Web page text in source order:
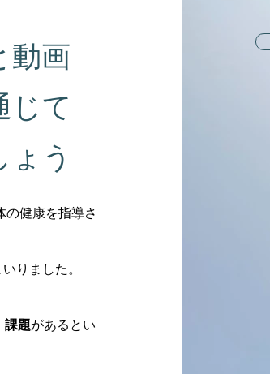
動画
じて
う
の健康を指導さ
りました。
課題があるとい